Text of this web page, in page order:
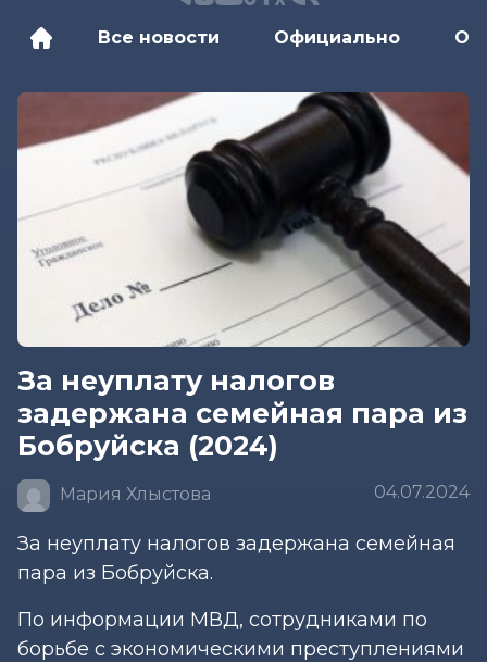
Все новости Официально
За неуплату налогов
задержана семейная пара из
Бобруйска (2024)
Мария Хлыстова 04.07.2024
За неуплату налогов задержана семейная
пара из Бобруйска.
По информации МВД, сотрудниками по
борьбе с экономическими преступлениями